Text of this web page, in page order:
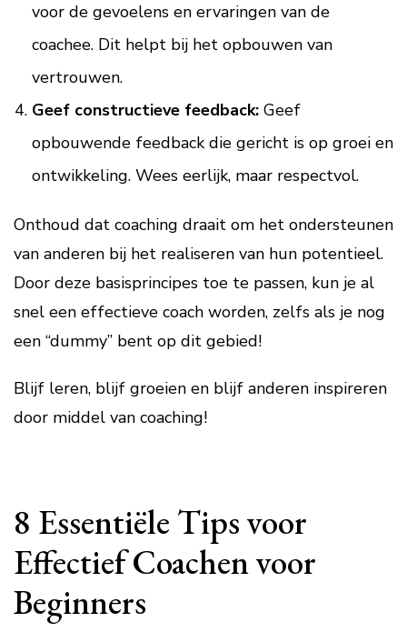
voor de gevoelens en ervaringen van de
coachee. Dit helpt bij het opbouwen van
vertrouwen.
Geef constructieve feedback: Geef
opbouwende feedback die gericht is op groei en
ontwikkeling. Wees eerlijk, maar respectvol.
Onthoud dat coaching draait om het ondersteunen
van anderen bij het realiseren van hun potentieel.
Door deze basisprincipes toe te passen, kun je al
snel een effectieve coach worden, zelfs als je nog
een “dummy” bent op dit gebied!
Blijf leren, blijf groeien en blijf anderen inspireren
door middel van coaching!
8 Essentiële Tips voor
Effectief Coachen voor
Beginners